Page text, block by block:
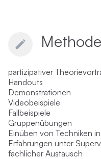
partizipativer
Handouts
Demonstrationen
Videobeispiele
Fallbeispiele
Gruppenübungen
Einüben von Techniken
Erfahrungen unter
fachlicher Austausch